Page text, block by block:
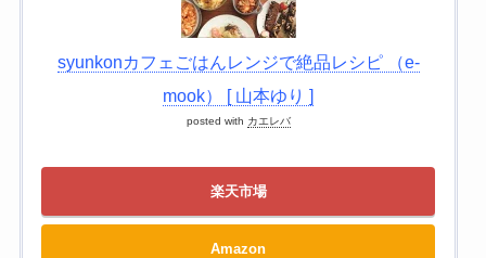
syunkonカフェごはんレンジで絶品レシピ （e-
mook） [ 山本ゆり ]
posted with カエレバ
楽天市場
Amazon